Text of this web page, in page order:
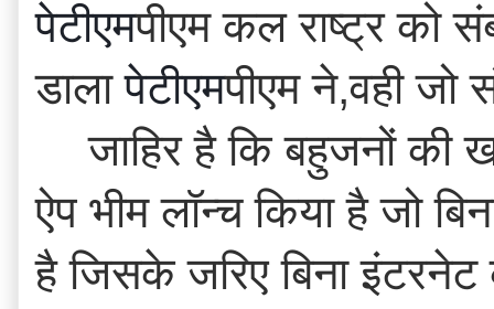
पेटीएमपीएम कल राष्ट्र को
डाला पेटीएमपीएम ने,वही
जाहिर है कि बहुजनों की
ऐप भीम लॉन्च किया है जो
है जिसके जरिए बिना